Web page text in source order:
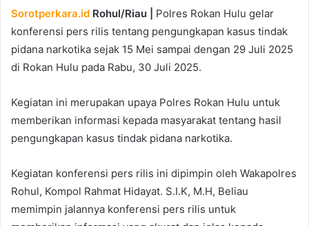
Sorotperkara.id Rohul/Riau |
Polres Rokan Hulu gelar
konferensi pers rilis tentang pengungkapan kasus tindak
pidana narkotika sejak 15 Mei sampai dengan 29 Juli 2025
di Rokan Hulu pada Rabu, 30 Juli 2025.
Kegiatan ini merupakan upaya Polres Rokan Hulu untuk
memberikan informasi kepada masyarakat tentang hasil
pengungkapan kasus tindak pidana narkotika.
Kegiatan konferensi pers rilis ini dipimpin oleh Wakapolres
Rohul, Kompol Rahmat Hidayat. S.I.K, M.H, Beliau
memimpin jalannya konferensi pers rilis untuk